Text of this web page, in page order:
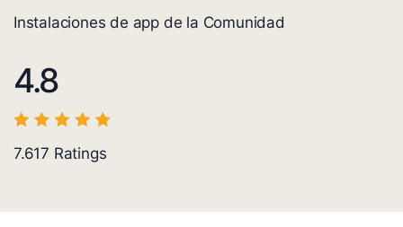
Instalaciones de app de la Comunidad
4.8
7.617 Ratings